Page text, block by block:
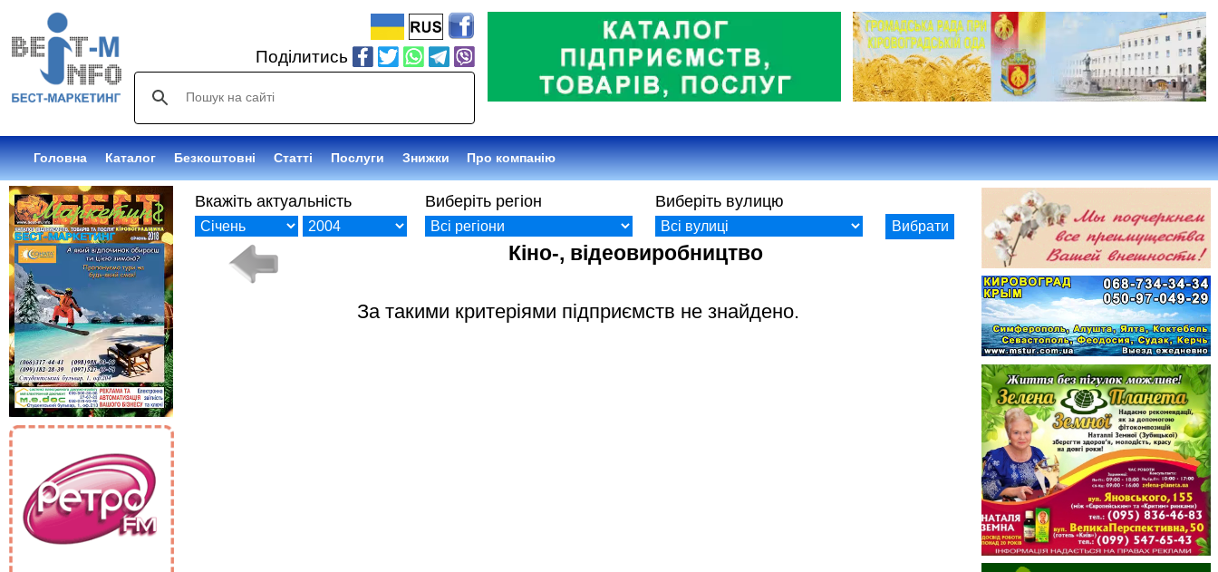
Поділитись
Головна Каталог Безкоштовні Статті Послуги Знижки Про компанію
Вкажіть актуальність Виберіть регіон Виберіть вулицю
Кіно-, відеовиробництво
За такими критеріями підприємств не знайдено.